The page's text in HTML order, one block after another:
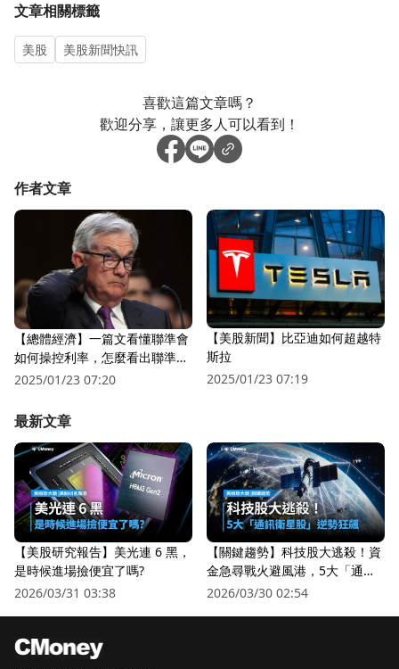
文章相關標籤
美股 美股新聞快訊
喜歡這篇文章嗎？
歡迎分享，讓更多人可以看到！
作者文章
【總體經濟】一篇文看懂聯準會
如何操控利率，怎麼看出聯準會
不得不降息?
2025/01/23 07:20
【美股新聞】比亞迪如何超越特
斯拉
2025/01/23 07:19
最新文章
【美股研究報告】美光連 6 黑，
是時候進場撿便宜了嗎?
2026/03/31 03:38
【關鍵趨勢】科技股大逃殺！資
金急尋戰火避風港，5大「通訊
衛星股」逆勢狂飆
2026/03/30 02:54